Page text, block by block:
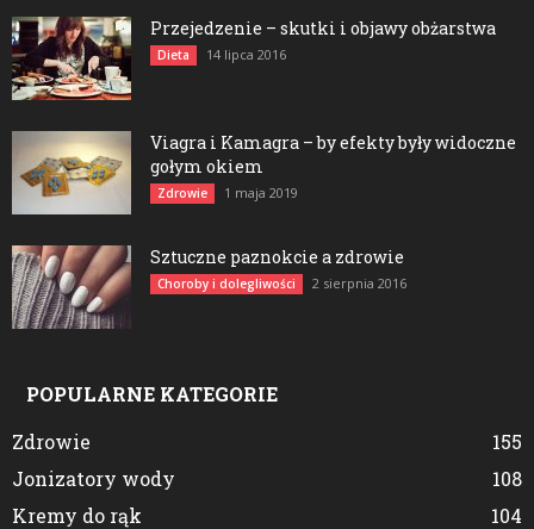
Przejedzenie – skutki i objawy obżarstwa
Dieta 14 lipca 2016
Viagra i Kamagra – by efekty były widoczne
gołym okiem
Zdrowie 1 maja 2019
Sztuczne paznokcie a zdrowie
Choroby i dolegliwości 2 sierpnia 2016
POPULARNE KATEGORIE
Zdrowie
155
Jonizatory wody
108
Kremy do rąk
104